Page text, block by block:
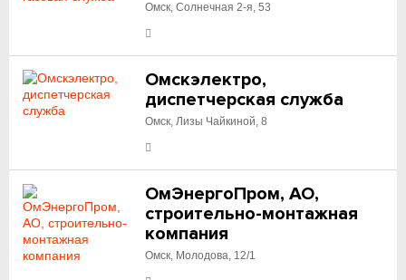
Омск, Солнечная 2-я, 53
Омскэлектро,
диспетчерская служба
Омск, Лизы Чайкиной, 8
ОмЭнергоПром, АО,
строительно-монтажная
компания
Омск, Молодова, 12/1